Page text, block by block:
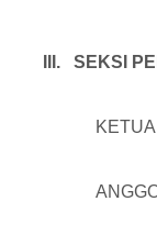
III. SEKSI